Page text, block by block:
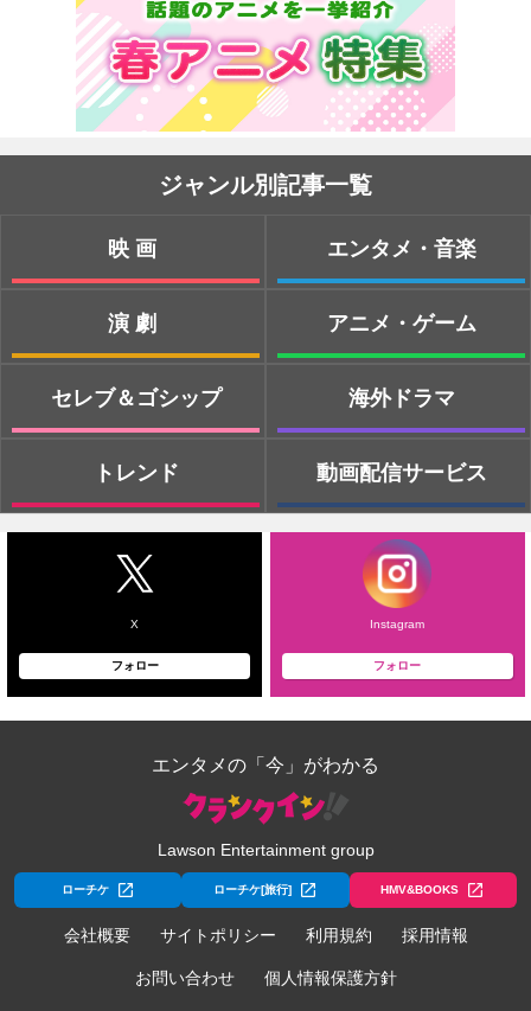
ジャンル別記事一覧
映画
演劇
セレブ＆ゴシップ
トレンド
エンタメ・音楽
アニメ・ゲーム
海外ドラマ
動画配信サービス
X
フォロー
Instagram
フォロー
エンタメの「今」がわかる
Lawson Entertainment group
ローチケ ローチケ[旅行] HMV&BOOKS
会社概要 サイトポリシー 利用規約 採用情報
お問い合わせ 個人情報保護方針